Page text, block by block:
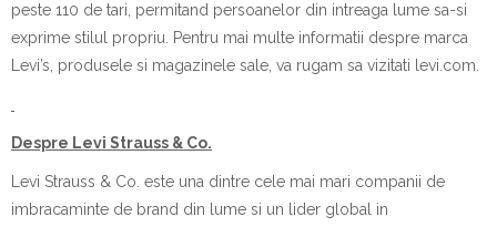
peste 110 de tari, permitand persoanelor din intreaga lume sa-si
exprime stilul propriu. Pentru mai multe informatii despre marca
Levi’s, produsele si magazinele sale, va rugam sa vizitati levi.com.
Despre Levi Strauss & Co.
Levi Strauss & Co. este una dintre cele mai mari companii de
imbracaminte de brand din lume si un lider global in